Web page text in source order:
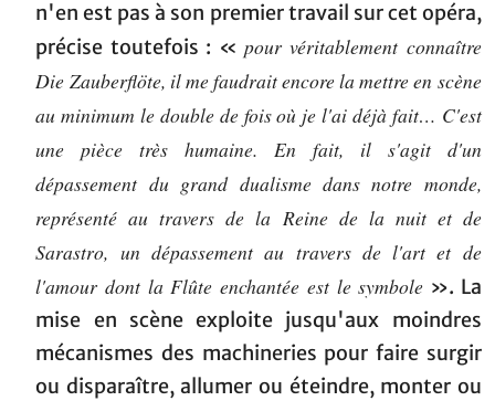
n'en est pas à son premier travail sur cet opéra,
précise toutefois : « pour véritablement connaître
Die Zauberflöte, il me faudrait encore la mettre en scène
au minimum le double de fois où je l'ai déjà fait… C'est
une pièce très humaine. En fait, il s'agit d'un
dépassement du grand dualisme dans notre monde,
représenté au travers de la Reine de la nuit et de
Sarastro, un dépassement au travers de l'art et de
l'amour dont la Flûte enchantée est le symbole ». La
mise en scène exploite jusqu'aux moindres
mécanismes des machineries pour faire surgir
ou disparaître, allumer ou éteindre, monter ou